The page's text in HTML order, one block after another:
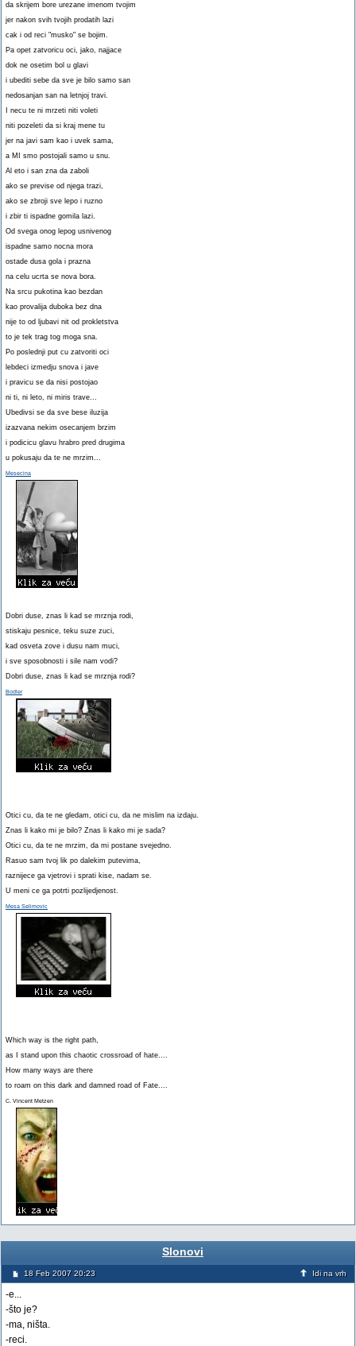
da skrijem bore urezane imenom tvojim
jer nakon svih tvojih prodatih lazi
cak i od reci "musko" se bojim.
Pa opet zatvoricu oci, jako, najjace
dok ne osetim bol u glavi
i ubediti sebe da sve je bilo samo san
nedosanjan san na letnjoj travi.
I necu te ni mrzeti niti voleti
niti pozeleti da si kraj mene tu
jer na javi sam kao i uvek sama,
a MI smo postojali samo u snu.
Al eto i san zna da zaboli
ako se previse od njega trazi,
ako se zbroji sve lepo i ruzno
i zbir ti ispadne gomila lazi.
Od svega onog lepog usnivenog
ispadne samo nocna mora
ostade dusa gola i prazna
na celu ucrta se nova bora.
Na srcu pukotina kao bezdan
kao provalija duboka bez dna
nije to od ljubavi nit od prokletstva
to je tek trag tog moga sna.
Po poslednji put cu zatvoriti oci
lebdeci izmedju snova i jave
i pravicu se da nisi postojao
ni ti, ni leto, ni miris trave...
Ubedivsi se da sve bese iluzija
izazvana nekim osecanjem brzim
i podicicu glavu hrabro pred drugima
u pokusaju da te ne mrzim...
Mesecina
Dobri duse, znas li kad se mrznja rodi,
stiskaju pesnice, teku suze zuci,
kad osveta zove i dusu nam muci,
i sve sposobnosti i sile nam vodi?
Dobri duse, znas li kad se mrznja rodi?
Bodler
Otici cu, da te ne gledam, otici cu, da ne mislim na izdaju.
Znas li kako mi je bilo? Znas li kako mi je sada?
Otici cu, da te ne mrzim, da mi postane svejedno.
Rasuo sam tvoj lik po dalekim putevima,
raznijece ga vjetrovi i sprati kise, nadam se.
U meni ce ga potrti pozlijedjenost.
Mesa Selimovic
Which way is the right path,
as I stand upon this chaotic crossroad of hate....
How many ways are there
to roam on this dark and damned road of Fate....
C. Vincent Metzen
Slonovi
18 Feb 2007 20:23 Idi na vrh
-e...
-što je?
-ma, ništa.
-reci.